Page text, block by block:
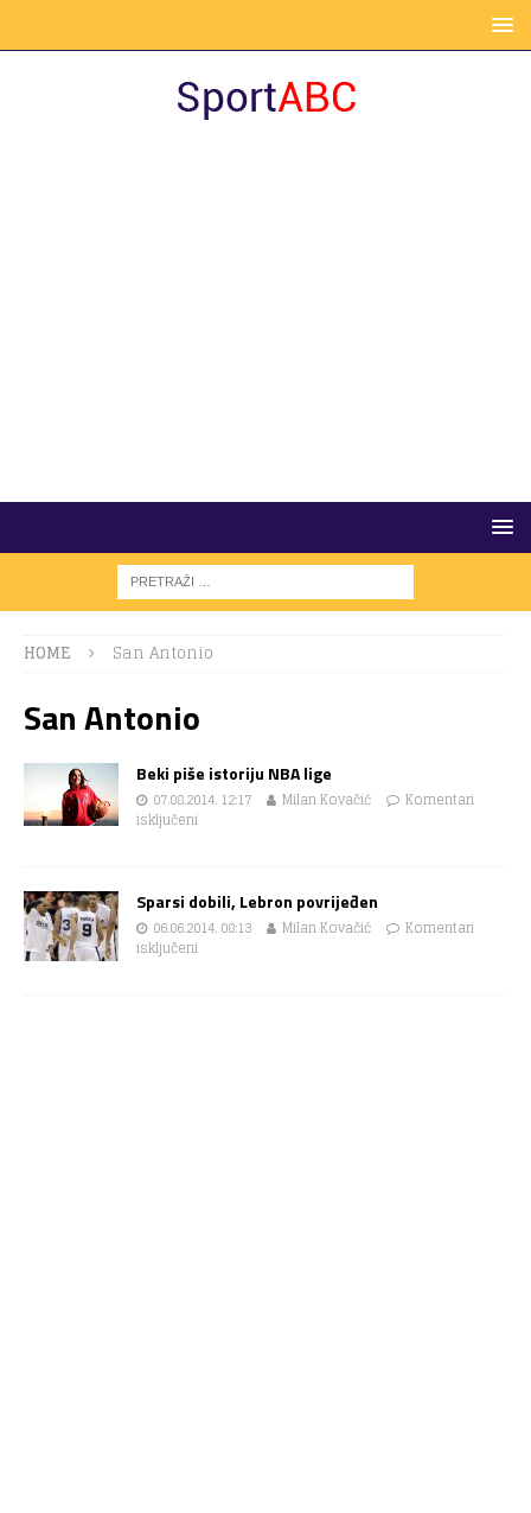
HOME San Antonio
San Antonio
Beki piše istoriju NBA lige
07.08.2014. 12:17 Milan Kovačić
Komentari
isključeni
Sparsi dobili, Lebron povrijeđen
06.06.2014. 08:13 Milan Kovačić
Komentari
isključeni